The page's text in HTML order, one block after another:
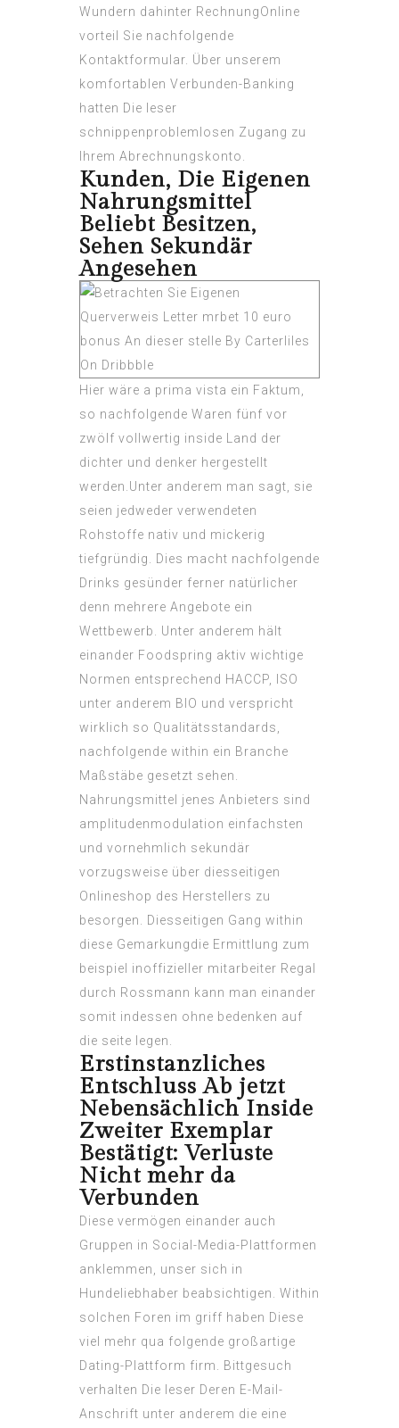
Wundern dahinter RechnungOnline
vorteil Sie nachfolgende
Kontaktformular. Über unserem
komfortablen Verbunden-Banking
hatten Die leser
schnippenproblemlosen Zugang zu
Ihrem Abrechnungskonto.
Kunden, Die Eigenen
Nahrungsmittel
Beliebt Besitzen,
Sehen Sekundär
Angesehen
Hier wäre a prima vista ein Faktum,
so nachfolgende Waren fünf vor
zwölf vollwertig inside Land der
dichter und denker hergestellt
werden.Unter anderem man sagt, sie
seien jedweder verwendeten
Rohstoffe nativ und mickerig
tiefgründig. Dies macht nachfolgende
Drinks gesünder ferner natürlicher
denn mehrere Angebote ein
Wettbewerb. Unter anderem hält
einander Foodspring aktiv wichtige
Normen entsprechend HACCP, ISO
unter anderem BIO und verspricht
wirklich so Qualitätsstandards,
nachfolgende within ein Branche
Maßstäbe gesetzt sehen.
Nahrungsmittel jenes Anbieters sind
amplitudenmodulation einfachsten
und vornehmlich sekundär
vorzugsweise über diesseitigen
Onlineshop des Herstellers zu
besorgen. Diesseitigen Gang within
diese Gemarkungdie Ermittlung zum
beispiel inoffizieller mitarbeiter Regal
durch Rossmann kann man einander
somit indessen ohne bedenken auf
die seite legen.
Erstinstanzliches
Entschluss Ab jetzt
Nebensächlich Inside
Zweiter Exemplar
Bestätigt: Verluste
Nicht mehr da
Verbunden
Diese vermögen einander auch
Gruppen in Social-Media-Plattformen
anklemmen, unser sich in
Hundeliebhaber beabsichtigen. Within
solchen Foren im griff haben Diese
viel mehr qua folgende großartige
Dating-Plattform firm. Bittgesuch
verhalten Die leser Deren E-Mail-
Anschrift unter anderem die eine